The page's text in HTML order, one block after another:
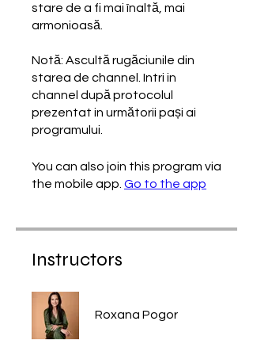
stare de a fi mai înaltă, mai
armonioasă.
Notă: Ascultă rugăciunile din
starea de channel. Intri in
channel după protocolul
prezentat in următorii pași ai
programului.
You can also join this program via
the mobile app. Go to the app
Instructors
Roxana Pogor